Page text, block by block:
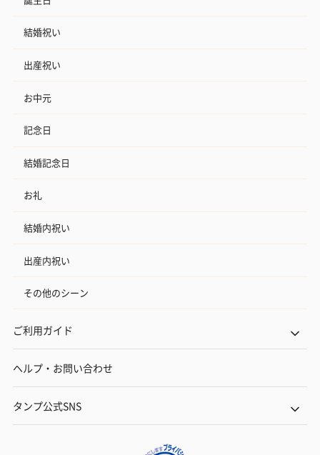
結婚祝い
出産祝い
お中元
記念日
結婚記念日
お礼
結婚内祝い
出産内祝い
その他のシーン
ご利用ガイド
ヘルプ・お問い合わせ
タンプ公式SNS